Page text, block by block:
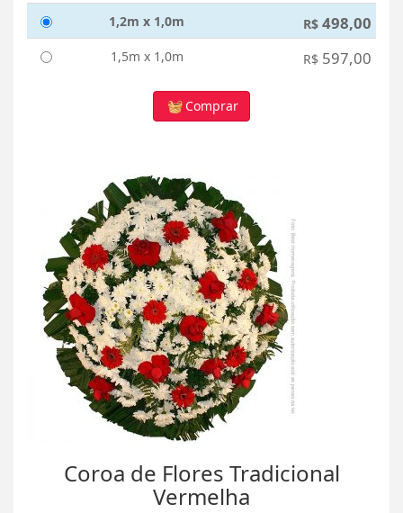
1,2m x 1,0m R$ 498,00
1,5m x 1,0m R$ 597,00
Comprar
Coroa de Flores Tradicional
Vermelha